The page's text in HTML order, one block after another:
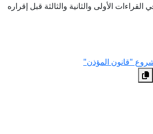
الأولى والثانية والثالثة قبل إقراره
"قانون المؤذن"